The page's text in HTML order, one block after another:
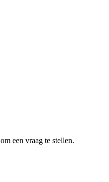
om een vraag te stellen.